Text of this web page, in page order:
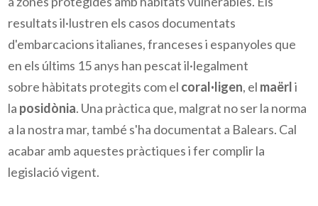
resultats il·lustren els casos documentats
d'embarcacions italianes, franceses i espanyoles que
en els últims 15 anys han pescat il·legalment
sobre hàbitats protegits com el coral·ligen, el maërli
la posidònia. Una pràctica que, malgrat no ser la norma
a la nostra mar, també s'ha documentat a Balears. Cal
acabar amb aquestes pràctiques i fer complir la
legislació vigent.